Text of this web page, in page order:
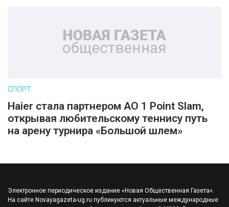
СПОРТ
Haier стала партнером AO 1 Point Slam,
открывая любительскому теннису путь
на арену турнира «Большой шлем»
Электронное периодическое издание «Новая Общественная Газета».
На сайте Novayagazeta-ug.ru публикуются актуальные международные